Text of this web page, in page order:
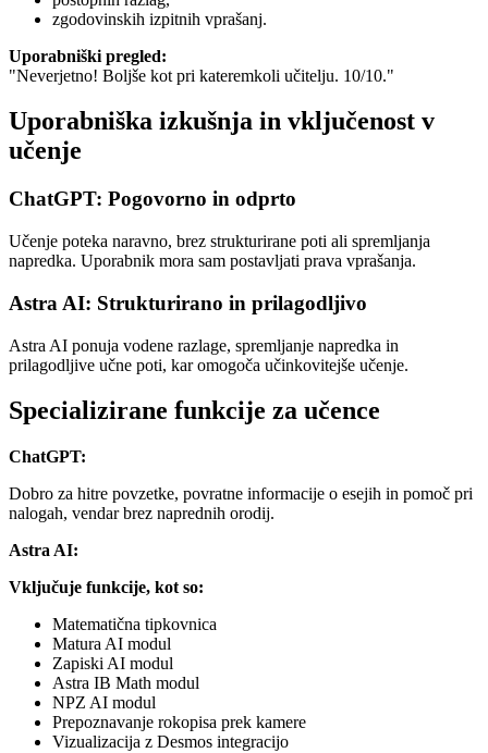
zgodovinskih izpitnih vprašanj.
Uporabniški pregled:
"Neverjetno! Boljše kot pri kateremkoli učitelju. 10/10."
Uporabniška izkušnja in vključenost v
učenje
ChatGPT: Pogovorno in odprto
Učenje poteka naravno, brez strukturirane poti ali spremljanja
napredka. Uporabnik mora sam postavljati prava vprašanja.
Astra AI: Strukturirano in prilagodljivo
Astra AI ponuja vodene razlage, spremljanje napredka in
prilagodljive učne poti, kar omogoča učinkovitejše učenje.
Specializirane funkcije za učence
ChatGPT:
Dobro za hitre povzetke, povratne informacije o esejih in pomoč pri
nalogah, vendar brez naprednih orodij.
Astra AI:
Vključuje funkcije, kot so:
Matematična tipkovnica
Matura AI modul
Zapiski AI modul
Astra IB Math modul
NPZ AI modul
Prepoznavanje rokopisa prek kamere
Vizualizacija z Desmos integracijo